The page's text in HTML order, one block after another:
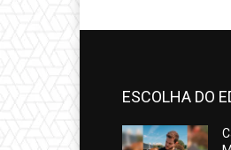
ESCOLHA DO